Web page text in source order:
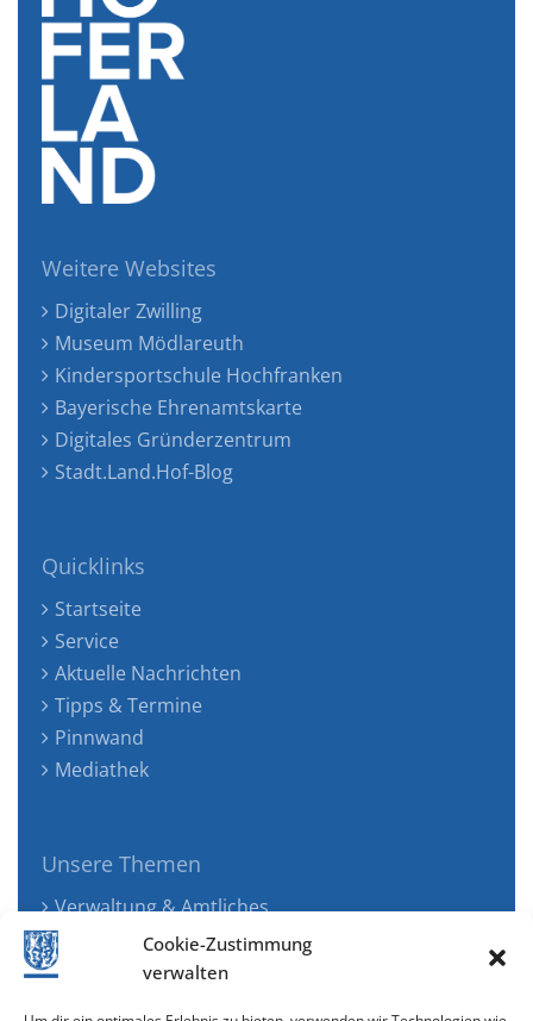
Cookie-Zustimmung
verwalten
Weitere Websites
Digitaler Zwilling
Museum Mödlareuth
Kindersportschule Hochfranken
Bayerische Ehrenamtskarte
Digitales Gründerzentrum
Stadt.Land.Hof-Blog
Quicklinks
Startseite
Service
Aktuelle Nachrichten
Tipps & Termine
Pinnwand
Mediathek
Unsere Themen
Verwaltung & Amtliches
Jugend, Familie & Gesundheit
Tourismus, Freizeit & Ökologie